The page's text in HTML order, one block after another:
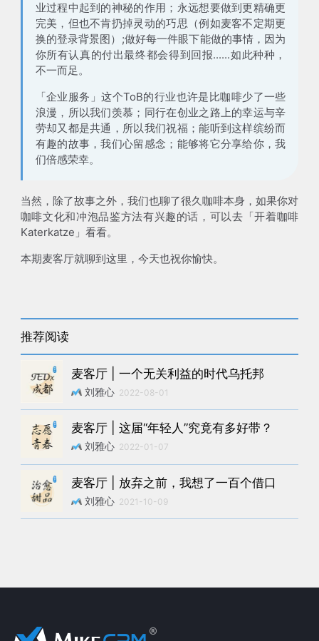
业过程中起到的神秘的作用；永远想要做到更精确更
完美，但也不肯扔掉灵动的巧思（例如麦客不定期更
换的登录背景图）;做好每一件眼下能做的事情，因为
你所有认真的付出最终都会得到回报......如此种种，
不一而足。
「企业服务」这个ToB的行业也许是比咖啡少了一些
浪漫，所以我们羡慕；同行在创业之路上的幸运与辛
劳却又都是共通，所以我们祝福；能听到这样缤纷而
有趣的故事，我们心留感念；能够将它分享给你，我
们倍感荣幸。
当然，除了故事之外，我们也聊了很久咖啡本身，如果你对
咖啡文化和冲泡品鉴方法有兴趣的话，可以去「开着咖啡
Katerkatze」看看。
本期麦客厅就聊到这里，今天也祝你愉快。
推荐阅读
麦客厅 | 一个无关利益的时代乌托邦
刘雅心 2022-08-01
麦客厅 | 这届“年轻人”究竟有多好带？
刘雅心 2022-01-07
麦客厅 | 放弃之前，我想了一百个借口
刘雅心 2021-10-09